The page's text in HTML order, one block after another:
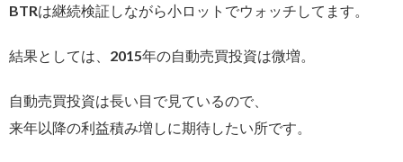
BTRは継続検証しながら小ロットでウォッチしてます。
結果としては、2015年の自動売買投資は微増。
自動売買投資は長い目で見ているので、
来年以降の利益積み増しに期待したい所です。